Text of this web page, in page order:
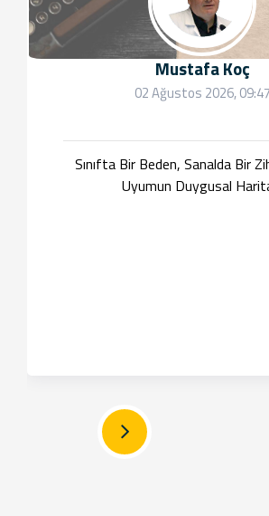
Mustafa Koç
02 Ağustos 2026, 09:47
Sınıfta Bir Beden, Sanalda Bir
Uyumun Duygusal